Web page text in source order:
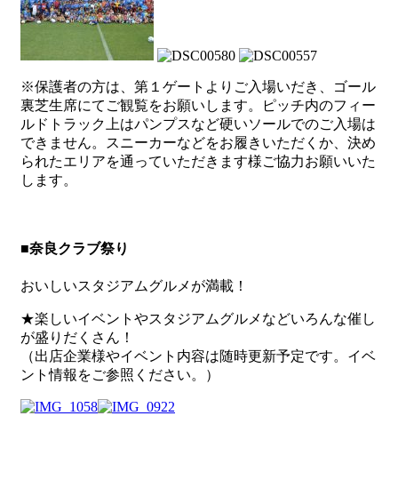
※保護者の方は、第１ゲートよりご入場いだき、ゴール
裏芝生席にてご観覧をお願いします。ピッチ内のフィー
ルドトラック上はパンプスなど硬いソールでのご入場は
できません。スニーカーなどをお履きいただくか、決め
られたエリアを通っていただきます様ご協力お願いいた
します。
■奈良クラブ祭り
おいしいスタジアムグルメが満載！
★楽しいイベントやスタジアムグルメなどいろんな催し
が盛りだくさん！
（出店企業様やイベント内容は随時更新予定です。イベ
ント情報をご参照ください。）